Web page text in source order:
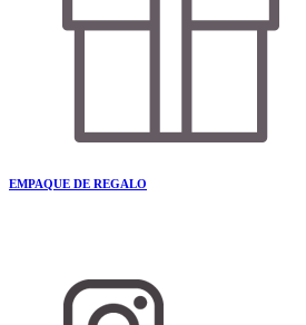
EMPAQUE DE REGALO